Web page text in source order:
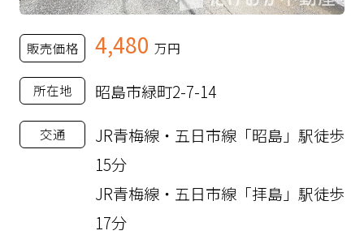
販売価格 4,480 万円
所在地 昭島市緑町2-7-14
交通
JR青梅線・五日市線「昭島」駅徒歩
15分
JR青梅線・五日市線「拝島」駅徒歩
17分